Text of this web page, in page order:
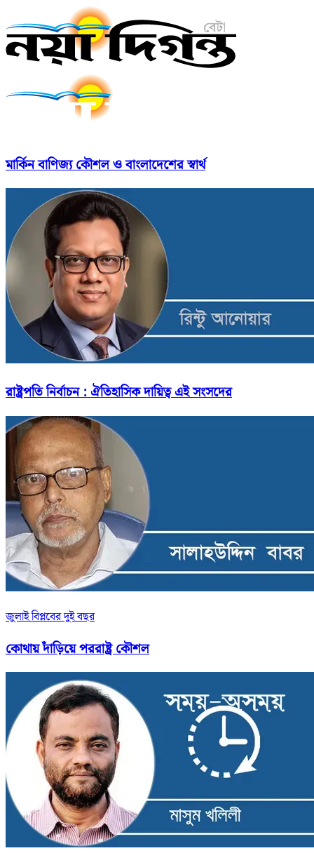
মার্কিন বাণিজ্য কৌশল ও বাংলাদেশের স্বার্থ
রাষ্ট্রপতি নির্বাচন : ঐতিহাসিক দায়িত্ব এই সংসদের
জুলাই বিপ্লবের দুই বছর
কোথায় দাঁড়িয়ে পররাষ্ট্র কৌশল